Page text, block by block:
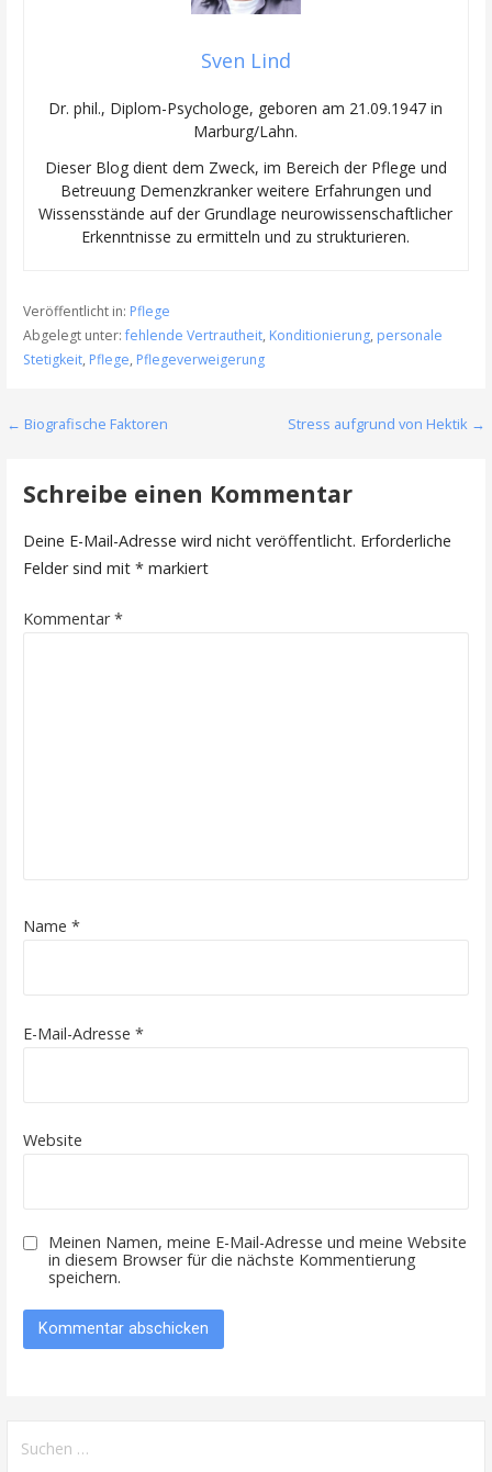
Sven Lind
Dr. phil., Diplom-Psychologe, geboren am 21.09.1947 in
Marburg/Lahn.
Dieser Blog dient dem Zweck, im Bereich der Pflege und
Betreuung Demenzkranker weitere Erfahrungen und
Wissensstände auf der Grundlage neurowissenschaftlicher
Erkenntnisse zu ermitteln und zu strukturieren.
Veröffentlicht in: Pflege
Abgelegt unter:fehlende Vertrautheit, Konditionierung, personale
Stetigkeit, Pflege, Pflegeverweigerung
Beitragsnavigation
← Biografische Faktoren Stress aufgrund von Hektik →
Schreibe einen Kommentar
Deine E-Mail-Adresse wird nicht veröffentlicht. Erforderliche
Felder sind mit *markiert
Kommentar*
Name *
E-Mail-Adresse *
Website
Meinen Namen, meine E-Mail-Adresse und meine Website
in diesem Browser für die nächste Kommentierung
speichern.
nach: